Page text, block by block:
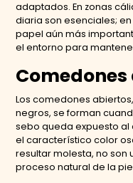
adaptados. En zonas
diaria son esenciales;
papel aún más
el entorno para
Los comedones
negros, se forman
sebo queda expuesto al
el característico color
resultar molesta, no son
proceso natural de la